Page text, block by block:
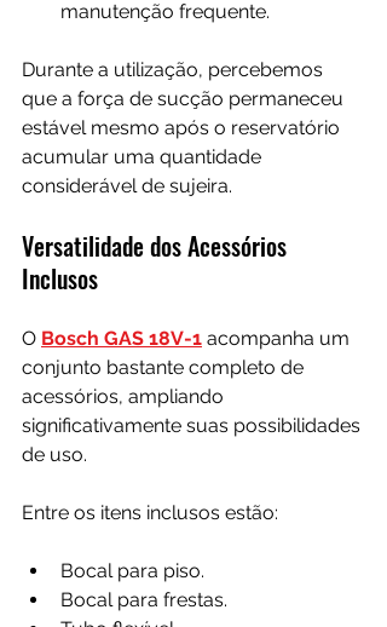
manutenção frequente.
Durante a utilização, percebemos
que a força de sucção permaneceu
estável mesmo após o reservatório
acumular uma quantidade
considerável de sujeira.
Versatilidade dos Acessórios
Inclusos
O Bosch GAS 18V-1 acompanha um
conjunto bastante completo de
acessórios, ampliando
significativamente suas possibilidades
de uso.
Entre os itens inclusos estão:
Bocal para piso.
Bocal para frestas.